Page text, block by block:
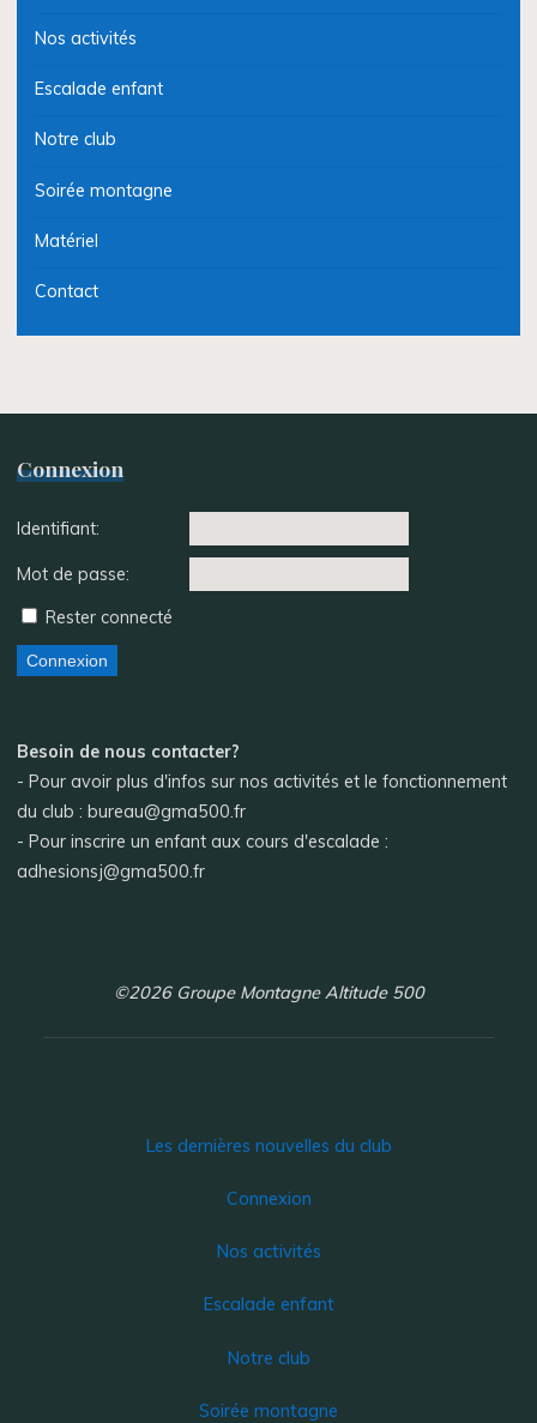
Nos activités
Escalade enfant
Notre club
Soirée montagne
Matériel
Contact
Connexion
Identifiant:
Mot de passe:
Rester connecté
Connexion
Besoin de nous contacter?
- Pour avoir plus d'infos sur nos activités et le fonctionnement
du club : bureau@gma500.fr
- Pour inscrire un enfant aux cours d'escalade :
adhesionsj@gma500.fr
©2026 Groupe Montagne Altitude 500
Les dernières nouvelles du club
Connexion
Nos activités
Escalade enfant
Notre club
Soirée montagne